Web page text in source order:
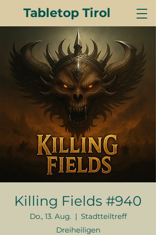
Tabletop Tirol
Killing Fields #940
Do., 13. Aug.
  |
Stadtteiltreff
Dreiheiligen